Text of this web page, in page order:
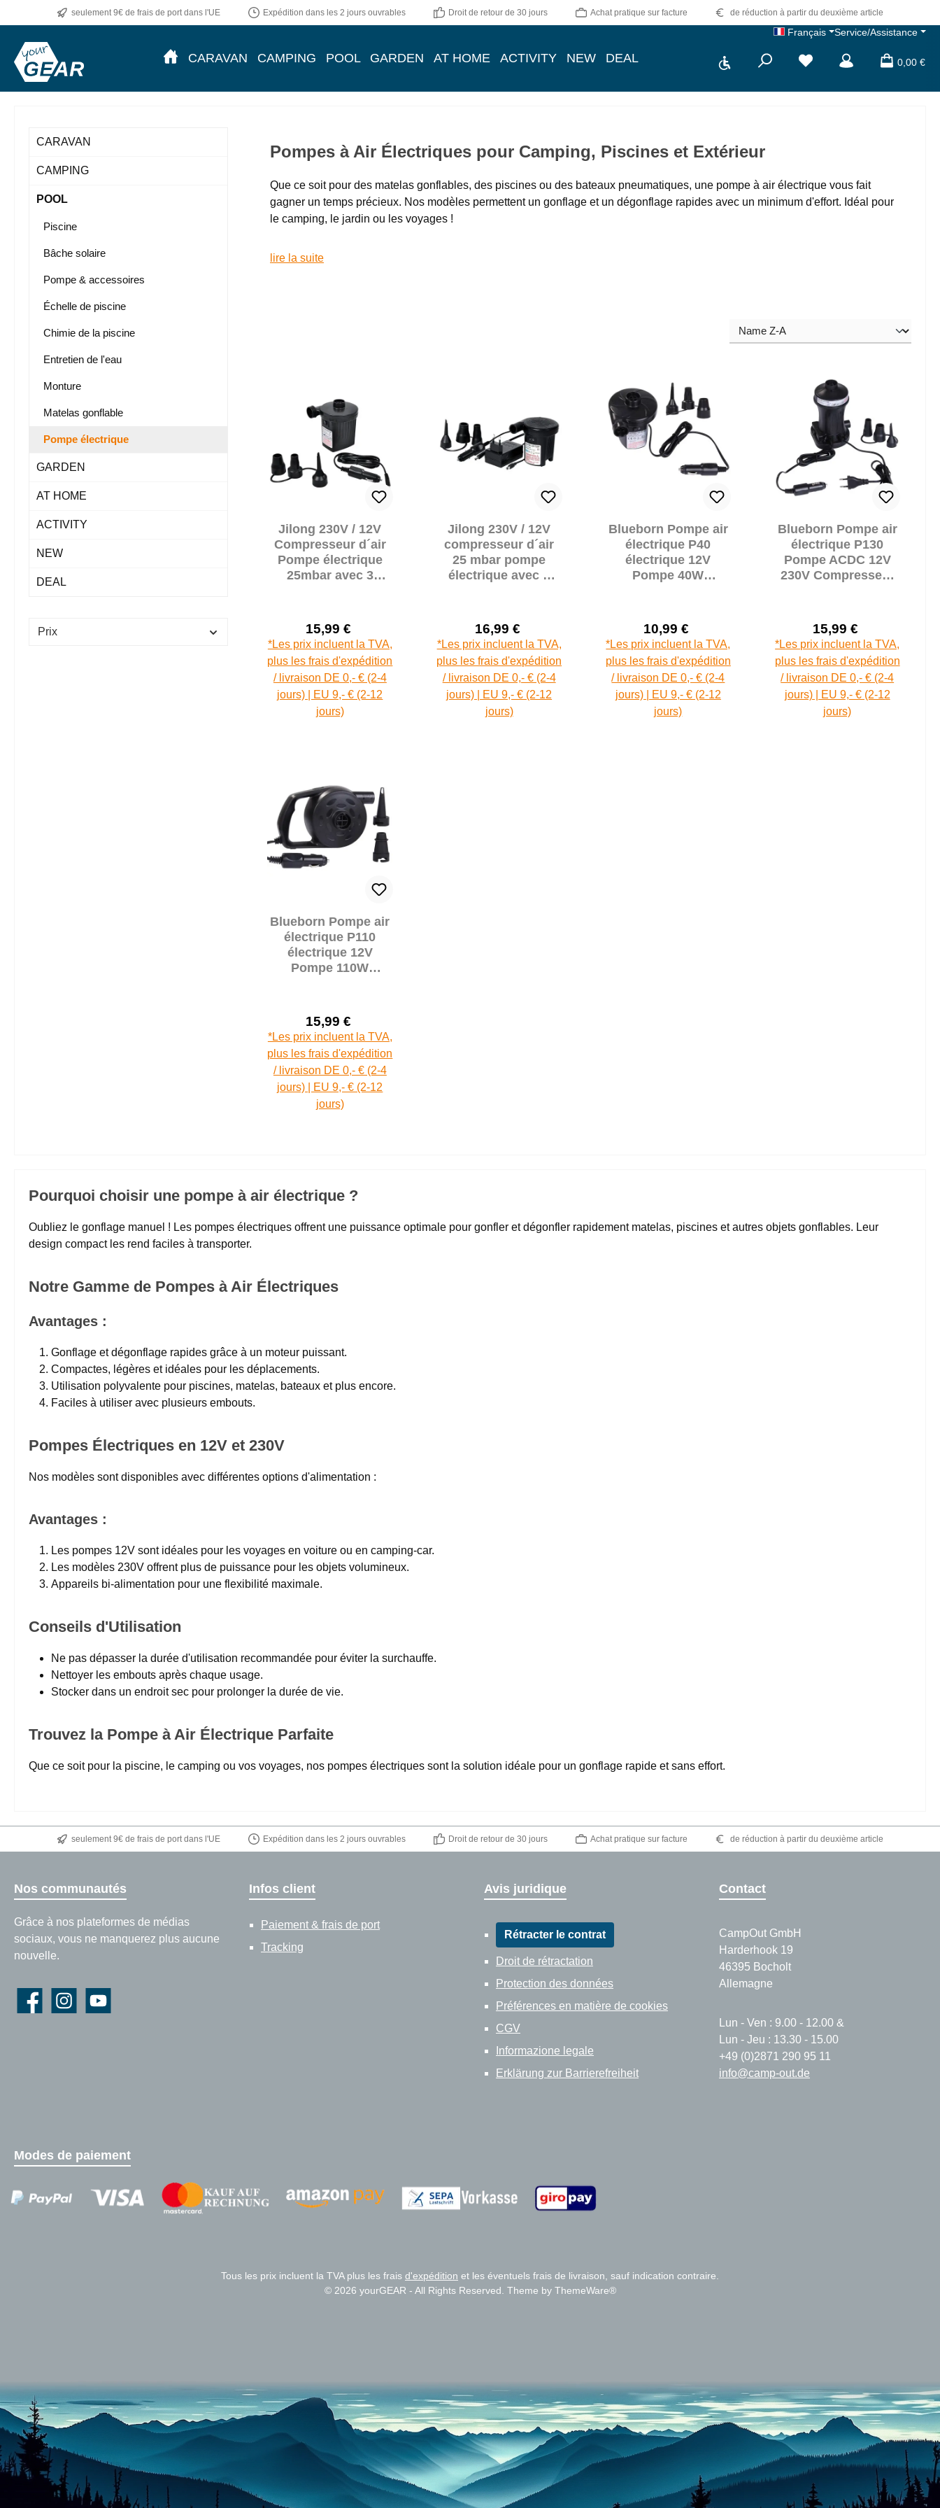
au contenu principal
Passer à la recherche
Passer à la navigation principale
seulement 9€ de frais de port dans l'UE Expédition dans les 2 jours ouvrables Droit de retour de 30 jours Achat pratique sur facture de réduction à partir du deuxième article
Français Service/Assistance
CARAVAN CAMPING POOL GARDEN AT HOME ACTIVITY NEW DEAL Show toolbar 0,00 €
CARAVAN
CAMPING
POOL
Piscine
Bâche solaire
Pompe & accessoires
Échelle de piscine
Chimie de la piscine
Entretien de l'eau
Monture
Matelas gonflable
Pompe électrique
GARDEN
AT HOME
ACTIVITY
NEW
DEAL
Prix
Pompes à Air Électriques pour Camping, Piscines et Extérieur
Que ce soit pour des matelas gonflables, des piscines ou des bateaux pneumatiques, une pompe à air électrique vous fait
gagner un temps précieux. Nos modèles permettent un gonflage et un dégonflage rapides avec un minimum d'effort. Idéal pour
le camping, le jardin ou les voyages !
lire la suite
Jilong 230V / 12V
Compresseur d´air
Pompe électrique
25mbar avec 3
Prix de vente :
15,99 €
Prix régulier :
*Les prix incluent la TVA,
plus les frais d'expédition
/ livraison DE 0,- € (2-4
jours) | EU 9,- € (2-12
jours)
Jilong 230V / 12V
compresseur d´air
25 mbar pompe
électrique avec 3
Prix de vente :
16,99 €
Prix régulier :
*Les prix incluent la TVA,
plus les frais d'expédition
/ livraison DE 0,- € (2-4
jours) | EU 9,- € (2-12
jours)
Blueborn Pompe air
électrique P40
électrique 12V
Pompe 40W
0,48 PSI
Prix de vente :
10,99 €
Prix régulier :
*Les prix incluent la TVA,
plus les frais d'expédition
/ livraison DE 0,- € (2-4
jours) | EU 9,- € (2-12
jours)
Blueborn Pompe air
électrique P130
Pompe ACDC 12V
230V Compresseur
Prix de vente :
15,99 €
Prix régulier :
*Les prix incluent la TVA,
plus les frais d'expédition
/ livraison DE 0,- € (2-4
jours) | EU 9,- € (2-12
jours)
Blueborn Pompe air
électrique P110
électrique 12V
Pompe 110W
PSI
Prix de vente :
15,99 €
Prix régulier :
*Les prix incluent la TVA,
plus les frais d'expédition
/ livraison DE 0,- € (2-4
jours) | EU 9,- € (2-12
jours)
Pourquoi choisir une pompe à air électrique ?
Oubliez le gonflage manuel ! Les pompes électriques offrent une puissance optimale pour gonfler et dégonfler rapidement matelas, piscines et autres objets gonflables. Leur
design compact les rend faciles à transporter.
Notre Gamme de Pompes à Air Électriques
Avantages :
Gonflage et dégonflage rapides grâce à un moteur puissant.
Compactes, légères et idéales pour les déplacements.
Utilisation polyvalente pour piscines, matelas, bateaux et plus encore.
Faciles à utiliser avec plusieurs embouts.
Pompes Électriques en 12V et 230V
Nos modèles sont disponibles avec différentes options d'alimentation :
Avantages :
Les pompes 12V sont idéales pour les voyages en voiture ou en camping-car.
Les modèles 230V offrent plus de puissance pour les objets volumineux.
Appareils bi-alimentation pour une flexibilité maximale.
Conseils d'Utilisation
Ne pas dépasser la durée d'utilisation recommandée pour éviter la surchauffe.
Nettoyer les embouts après chaque usage.
Stocker dans un endroit sec pour prolonger la durée de vie.
Trouvez la Pompe à Air Électrique Parfaite
Que ce soit pour la piscine, le camping ou vos voyages, nos pompes électriques sont la solution idéale pour un gonflage rapide et sans effort.
seulement 9€ de frais de port dans l'UE Expédition dans les 2 jours ouvrables Droit de retour de 30 jours Achat pratique sur facture de réduction à partir du deuxième article
Infos client
Paiement & frais de port
Tracking
Avis juridique
Rétracter le contrat
Droit de rétractation
Protection des données
Préférences en matière de cookies
CGV
Informazione legale
Erklärung zur Barrierefreiheit
Contact
CampOut GmbH
Harderhook 19
46395 Bocholt
Allemagne
Lun - Ven : 9.00 - 12.00 &
Lun - Jeu : 13.30 - 15.00
+49 (0)2871 290 95 11
info@camp-out.de
Nos communautés
Grâce à nos plateformes de médias
sociaux, vous ne manquerez plus aucune
nouvelle.
FacebookInstagramYouTube
Modes de paiement
Zahlungsanbieter Zahlungsanbieter Zahlungsanbieter
Tous les prix incluent la TVA plus les frais d'expédition et les éventuels frais de livraison, sauf indication contraire.
© 2026 yourGEAR - All Rights Reserved. Theme by ThemeWare®